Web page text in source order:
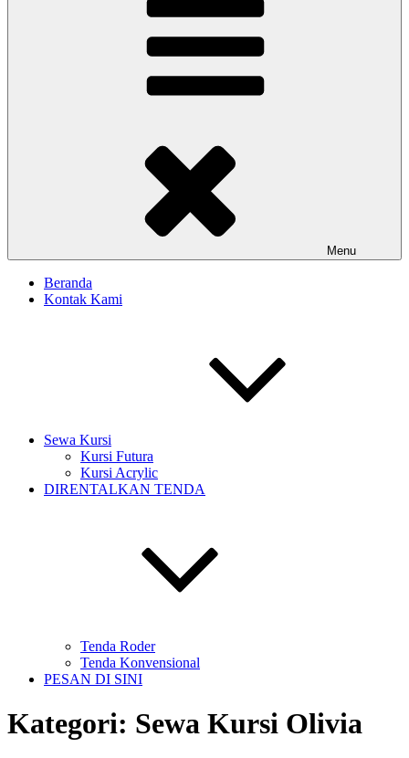
Menu
Beranda
Kontak Kami
Sewa Kursi
Kursi Futura
Kursi Acrylic
DIRENTALKAN TENDA
Tenda Roder
Tenda Konvensional
PESAN DI SINI
Kategori: Sewa Kursi Olivia